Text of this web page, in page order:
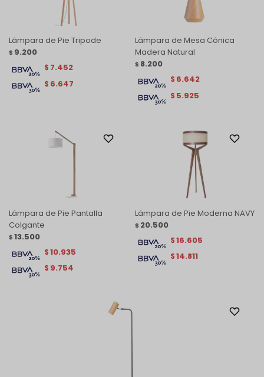
Lámpara de Pie Tripode
$ 9.200
$ 6.647
$ 7.452
Lámpara de Mesa Cónica
Madera Natural
$ 8.200
$ 5.925
$ 6.642
Lámpara de Pie Pantalla
Colgante
$ 13.500
$ 9.754
$10.935
Lámpara de Pie Moderna NAVY
$ 20.500
$14.811
$16.605